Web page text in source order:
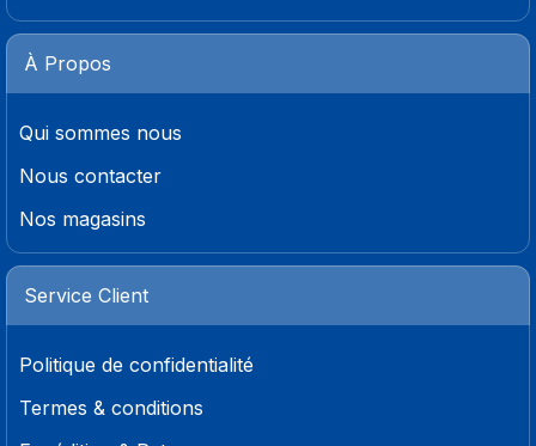
À Propos
Qui sommes nous
Nous contacter
Nos magasins
Service Client
Politique de confidentialité
Termes & conditions